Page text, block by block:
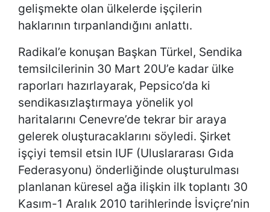
gelişmekte olan ülkelerde işçilerin
haklarının tırpanlandığını anlattı.
Radikal’e konuşan Başkan Türkel, Sendika
temsilcilerinin 30 Mart 20U’e kadar ülke
raporları hazırlayarak, Pepsico’da ki
sendikasızlaştırmaya yönelik yol
haritalarını Cenevre’de tekrar bir araya
gelerek oluşturacaklarını söyledi. Şirket
işçiyi temsil etsin IUF (Uluslararası Gıda
Federasyonu) önderliğinde oluşturulması
planlanan küresel ağa ilişkin ilk toplantı 30
Kasım-1 Aralık 2010 tarihlerinde İsviçre’nin